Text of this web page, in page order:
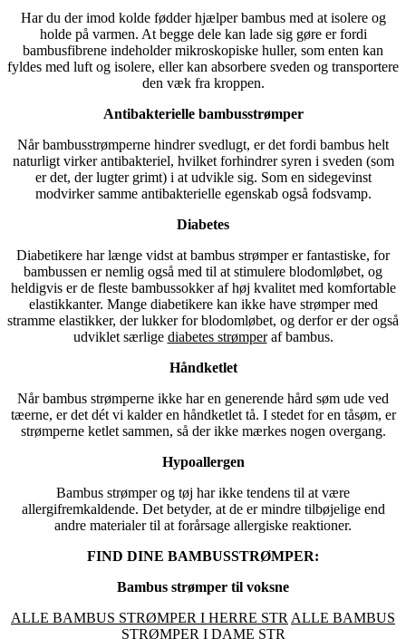
Har du der imod kolde fødder hjælper bambus med at isolere og
holde på varmen. At begge dele kan lade sig gøre er fordi
bambusfibrene indeholder mikroskopiske huller, som enten kan
fyldes med luft og isolere, eller kan absorbere sveden og transportere
den væk fra kroppen.
Antibakterielle bambusstrømper
Når bambusstrømperne hindrer svedlugt, er det fordi bambus helt
naturligt virker antibakteriel, hvilket forhindrer syren i sveden (som
er det, der lugter grimt) i at udvikle sig. Som en sidegevinst
modvirker samme antibakterielle egenskab også fodsvamp.
Diabetes
Diabetikere har længe vidst at bambus strømper er fantastiske, for
bambussen er nemlig også med til at stimulere blodomløbet, og
heldigvis er de fleste bambussokker af høj kvalitet med komfortable
elastikkanter. Mange diabetikere kan ikke have strømper med
stramme elastikker, der lukker for blodomløbet, og derfor er der også
udviklet særlige diabetes strømperaf bambus.
Håndketlet
Når bambus strømperne ikke har en generende hård søm ude ved
tæerne, er det dét vi kalder en håndketlet tå. I stedet for en tåsøm, er
strømperne ketlet sammen, så der ikke mærkes nogen overgang.
Hypoallergen
Bambus strømper og tøj har ikke tendens til at være
allergifremkaldende. Det betyder, at de er mindre tilbøjelige end
andre materialer til at forårsage allergiske reaktioner.
FIND DINE BAMBUSSTRØMPER:
Bambus strømper til voksne
ALLE BAMBUS STRØMPER I HERRE STRALLE BAMBUS
STRØMPER I DAME STR